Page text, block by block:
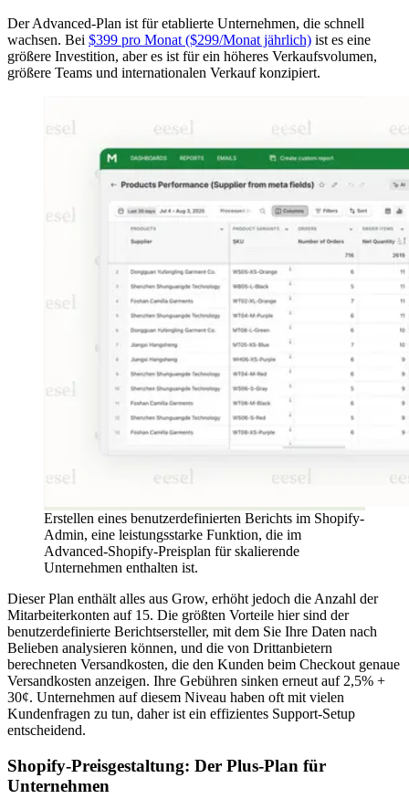
Der Advanced-Plan ist für etablierte Unternehmen, die schnell
wachsen. Bei $399 pro Monat ($299/Monat jährlich) ist es eine
größere Investition, aber es ist für ein höheres Verkaufsvolumen,
größere Teams und internationalen Verkauf konzipiert.
Erstellen eines benutzerdefinierten Berichts im Shopify-
Admin, eine leistungsstarke Funktion, die im
Advanced-Shopify-Preisplan für skalierende
Unternehmen enthalten ist.
Dieser Plan enthält alles aus Grow, erhöht jedoch die Anzahl der
Mitarbeiterkonten auf 15. Die größten Vorteile hier sind der
benutzerdefinierte Berichtsersteller, mit dem Sie Ihre Daten nach
Belieben analysieren können, und die von Drittanbietern
berechneten Versandkosten, die den Kunden beim Checkout genaue
Versandkosten anzeigen. Ihre Gebühren sinken erneut auf 2,5% +
30¢. Unternehmen auf diesem Niveau haben oft mit vielen
Kundenfragen zu tun, daher ist ein effizientes Support-Setup
entscheidend.
Shopify-Preisgestaltung: Der Plus-Plan für
Unternehmen